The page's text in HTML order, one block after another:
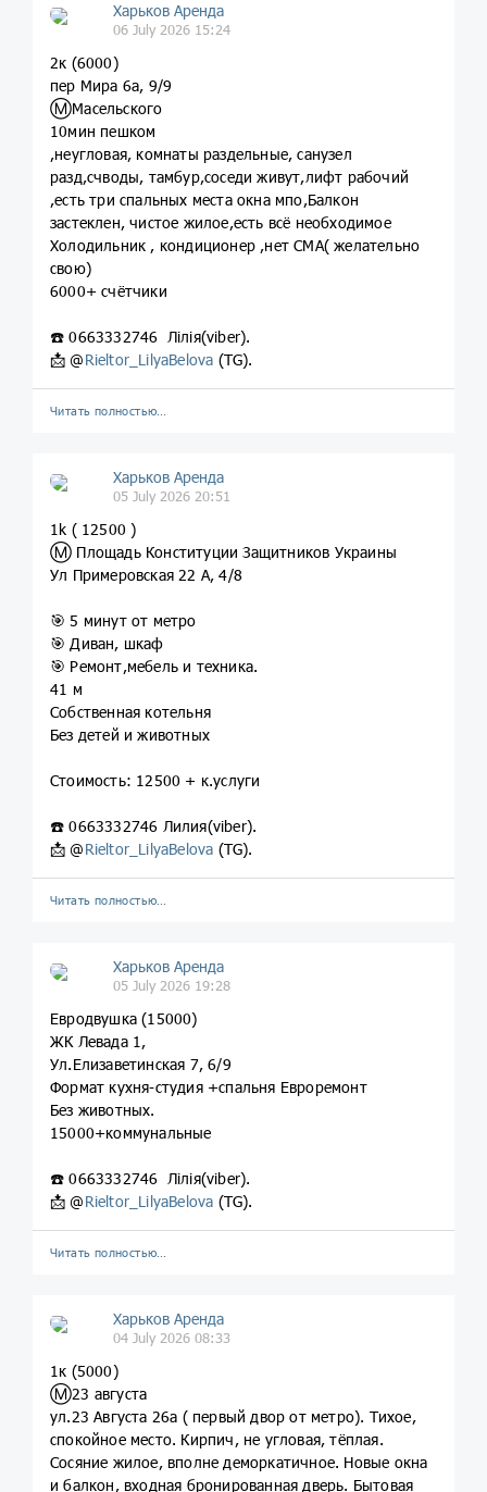
Харьков Аренда
06 July 2026 15:24
2к (6000)
пер Мира 6а, 9/9
Ⓜ️Масельского
10мин пешком
,неугловая, комнаты раздельные, санузел
разд,счводы, тамбур,соседи живут,лифт рабочий
,есть три спальных места окна мпо,Балкон
застеклен, чистое жилое,есть всё необходимое
Холодильник , кондиционер ,нет СМА( желательно
свою)
6000+ счётчики
☎️ 0663332746 Лілія(viber).
📩 @Rieltor_LilyaBelova (TG).
Читать полностью…
Харьков Аренда
05 July 2026 20:51
1k ( 12500 )
Ⓜ️ Площадь Конституции Защитников Украины
Ул Примеровская 22 А, 4/8
🎯 5 минут от метро
🎯 Диван, шкаф
🎯 Ремонт,мебель и техника.
41 м
Собственная котельня
Без детей и животных
Стоимость: 12500 + к.услуги
☎️ 0663332746 Лилия(viber).
📩 @Rieltor_LilyaBelova (TG).
Читать полностью…
Харьков Аренда
05 July 2026 19:28
Евродвушка (15000)
ЖК Левада 1,
Ул.Елизаветинская 7, 6/9
Формат кухня-студия +спальня Евроремонт
Без животных.
15000+коммунальные
☎️ 0663332746 Лілія(viber).
📩 @Rieltor_LilyaBelova (TG).
Читать полностью…
Харьков Аренда
04 July 2026 08:33
1к (5000)
Ⓜ️23 августа
ул.23 Августа 26а ( первый двор от метро). Тихое,
спокойное место. Кирпич, не угловая, тёплая.
Сосяние жилое, вполне деморкатичное. Новые окна
и балкон, входная бронированная дверь. Бытовая